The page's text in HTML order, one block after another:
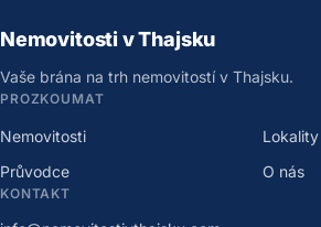
Nemovitosti v Thajsku
Vaše brána na trh nemovitostí v Thajsku.
PROZKOUMAT
Nemovitosti
Lokality
Průvodce
O nás
KONTAKT